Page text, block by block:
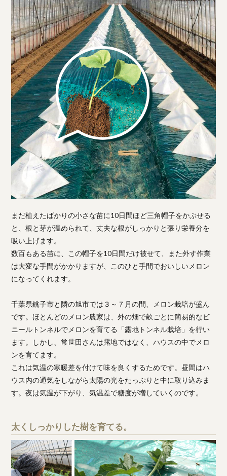
まだ植えたばかりの小さな苗に10日間ほど三角帽子をかぶせる
と、根と芽が温められて、丈夫な根がしっかりと張り栄養分を
吸い上げます。
数百もある苗に、この帽子を10日間だけ被せて、また外す作業
は大変な手間がかかりますが、このひと手間でおいしいメロン
になってくれます。
千葉県銚子市と隣の旭市では３～７月の間、メロン栽培が盛ん
です。ほとんどのメロン農家は、外の畑で畝ごとに簡易的なビ
ニールトンネルでメロンを育てる「露地トンネル栽培」を行い
ます。しかし、常世田さんは露地ではなく、ハウスの中でメロ
ンを育てます。
これは気温の寒暖差を付けて味を良くするためです。昼間はハ
ウス内の通気をしながら太陽の光をたっぷりと中に取り込みま
す。夜は気温が下がり、気温差で糖度が増していくのです。
太くしっかりした樹を育てる。